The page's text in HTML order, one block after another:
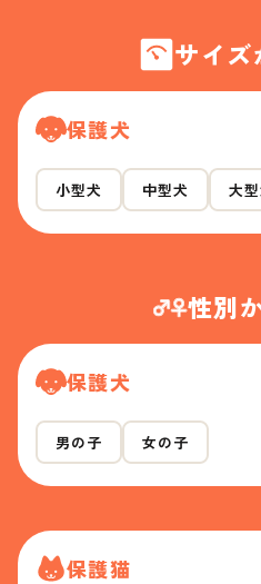
サイズ
保護犬
小型犬 中型犬 大
性別
保護犬
男の子 女の子
保護猫